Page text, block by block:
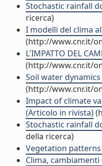
Stochastic rainfall
ricerca)
I modelli del clima
(http://www.cnr.it/
L'IMPATTO DEL
(http://www.cnr.it/
Soil water
(http://www.cnr.it/
Impact of climate
(Articolo in rivista)
Stochastic rainfall
della ricerca)
Vegetation
Clima,